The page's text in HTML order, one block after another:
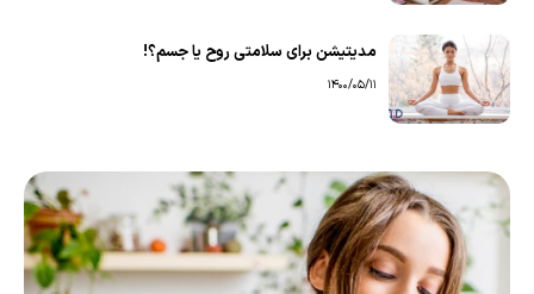
مدیتیشن برای سلامتی روح یا جسم؟!
1400/05/11